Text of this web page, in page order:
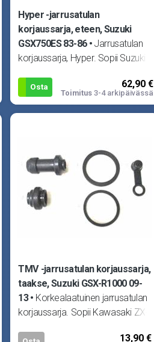
Hyper -jarrusatulan
korjaussarja, eteen, Suzuki
GSX750ES 83-86
Jarrusatulan
korjaussarja, Hyper. Sopii Suzuki
GSX750 80-81, GSX750E 80-83,
Osta 62,90 €
Toimitus3-4 arkipäivässä
TMV -jarrusatulan korjaussarja,
taakse, Suzuki GSX-R1000 09-
13
Korkealaatuinen jarrusatulan
korjaussarja. Sopii Kawasaki ZX-
13,90 €